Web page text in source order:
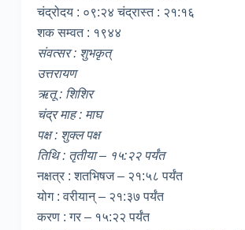
चंद्रोदय : ०९:२४ चंद्रास्त : २१:१६
शक सम्वत : १९४४
संवत्सर : शुभकृत्
उत्तरायण
ऋतू : शिशिर
चंद्र माह : माघ
पक्ष : शुक्ल पक्ष
तिथि : तृतीया – १५:२२ पर्यंत
नक्षत्र : शतभिषज – २१:५८ पर्यंत
योग : वरीयान् – २१:३७ पर्यंत
करण : गर – १५:२२ पर्यंत